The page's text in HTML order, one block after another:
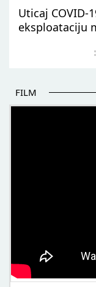
Uticaj COVID-
eksploataciju
FILM